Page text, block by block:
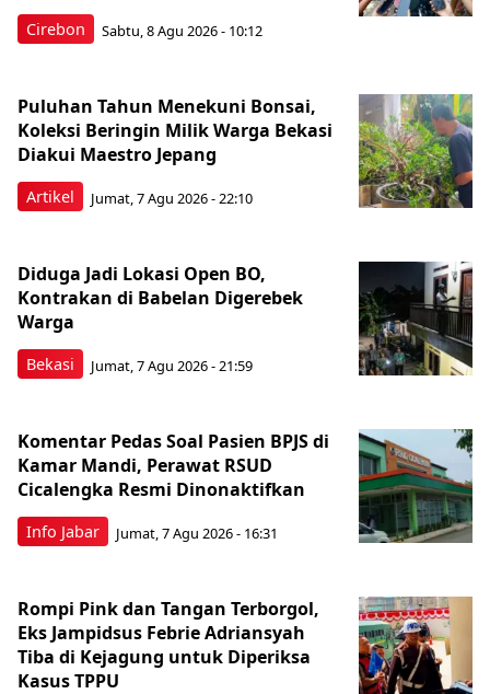
Cirebon Sabtu, 8 Agu 2026 - 10:12
Artikel
Puluhan Tahun Menekuni Bonsai,
Koleksi Beringin Milik Warga Bekasi
Diakui Maestro Jepang
Jumat, 7 Agu 2026 - 22:10
Bekasi
Diduga Jadi Lokasi Open BO,
Kontrakan di Babelan Digerebek
Warga
Jumat, 7 Agu 2026 - 21:59
Info Jabar
Komentar Pedas Soal Pasien BPJS di
Kamar Mandi, Perawat RSUD
Cicalengka Resmi Dinonaktifkan
Jumat, 7 Agu 2026 - 16:31
Rompi Pink dan Tangan Terborgol,
Eks Jampidsus Febrie Adriansyah
Tiba di Kejagung untuk Diperiksa
Kasus TPPU